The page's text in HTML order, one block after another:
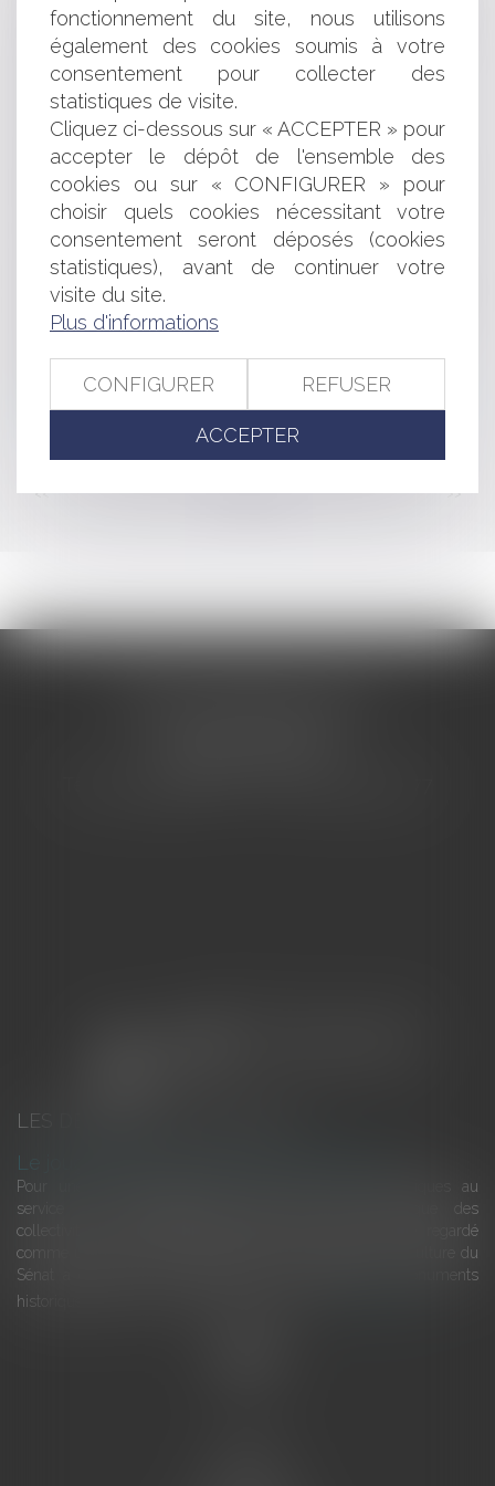
l'appréciation de la valeur probante du rapport d'enquête
Délai de prescription de l’action directe du tiers victime
à l’encontre de l’assureur du constructeur
Concession : le régime des biens de retour étendu à
certains tiers au contrat
Les militaires doivent être informés de leur droit au
silence en cas de procédure disciplinaire
Déplafonnement du loyer commercial : la modification
des facteurs locaux de commercialité et son incidence
Fonction publique : un accident survenu dans le
garage d’un immeuble est un accident de trajet
Avertir les distributeurs d’un risque de contrefaçon
sans décision de justice constitue un dénigrement
commercial
défunt et personne qualifiée
Action individuelle du copropriétaire et mise en cause
<< < ... 10 11 12 13 14 15 16 ... > >>
LES DERNIÈRES ACTUALITÉS
Le joug léger des monuments historiques
Pour une gestion patrimoniale des monuments historiques au
service du développement économique et touristique des
collectivités Le monument historique a longtemps été regardé
comme une charge. Le rapport que la commission de la culture du
Sénat a consacré, en juillet 2026, à la gestion des monuments
historiques invite à y voir aussi une ressour...
fonctionnement du site, nous utilisons
également des cookies soumis à votre
consentement pour collecter des
statistiques de visite.
Cliquez ci-dessous sur « ACCEPTER » pour
accepter le dépôt de l'ensemble des
cookies ou sur « CONFIGURER » pour
choisir quels cookies nécessitant votre
consentement seront déposés (cookies
statistiques), avant de continuer votre
visite du site.
Plus d'informations
CONFIGURER REFUSER
ACCEPTER